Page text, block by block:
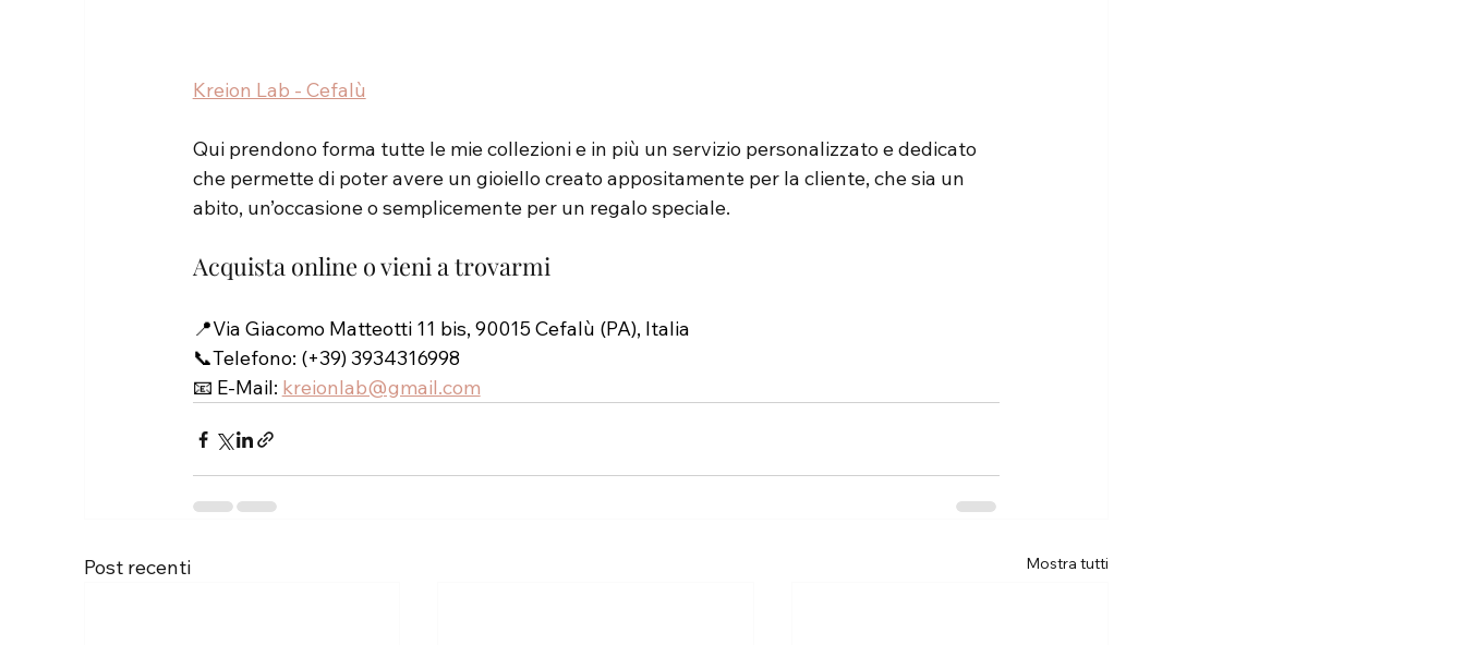
Kreion Lab - Cefalù
Qui prendono forma tutte le mie collezioni e in più un servizio personalizzato e dedicato
che permette di poter avere un gioiello creato appositamente per la cliente, che sia un
abito, un’occasione o semplicemente per un regalo speciale.
Acquista online o vieni a trovarmi
📍Via Giacomo Matteotti 11 bis, 90015 Cefalù (PA), Italia
📞Telefono: (+39) 3934316998
📧 E-Mail: kreionlab@gmail.com
Post recenti Mostra tutti